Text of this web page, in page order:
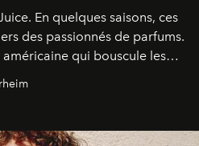
En quelques saisons, ces
des passionnés de parfums.
qui bouscule les
en proposant
que personnelle :